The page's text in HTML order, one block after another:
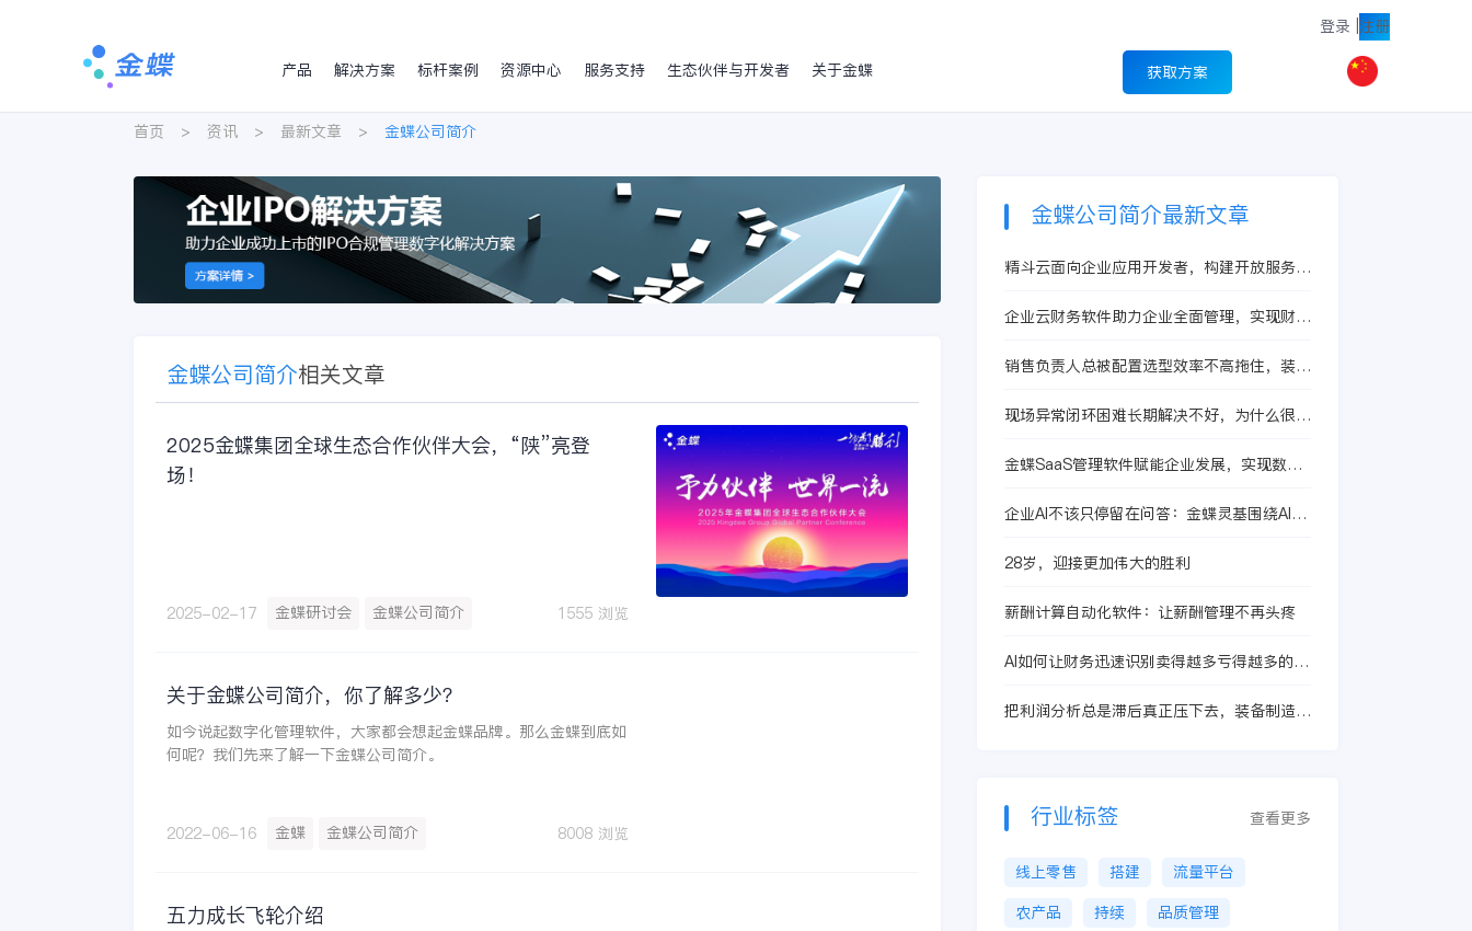
登录 注册
产品
解决方案 标杆案例 资源中心 服务支持 生态伙伴与开发者 关于金蝶 获取方案
首页 > 资讯 > 最新文章 > 金蝶公司简介
金蝶公司简介相关文章
2025金蝶集团全球生态合作伙伴大会，“陕”亮登
场！
2025-02-17 金蝶研讨会 金蝶公司简介 1555 浏览
关于金蝶公司简介，你了解多少？
如今说起数字化管理软件，大家都会想起金蝶品牌。那么金蝶到底如
何呢？我们先来了解一下金蝶公司简介。
2022-06-16 金蝶 金蝶公司简介 8008 浏览
五力成长飞轮介绍
金蝶公司简介最新文章
精斗云面向企业应用开发者，构建开放服务生
企业云财务软件助力企业全面管理，实现财务
销售负责人总被配置选型效率不高拖住，装备
现场异常闭环困难长期解决不好，为什么很多
金蝶SaaS管理软件赋能企业发展，实现数字
企业AI不该只停留在问答：金蝶灵基围绕AI复
28岁，迎接更加伟大的胜利
薪酬计算自动化软件：让薪酬管理不再头疼
AI如何让财务迅速识别卖得越多亏得越多的产
把利润分析总是滞后真正压下去，装备制造企
行业标签 查看更多
线上零售 搭建
流量平台
农产品
持续
品质管理